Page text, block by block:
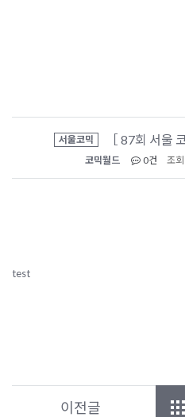
서울코믹 ［ 87회 서울
코믹월드 0건 조회
test
이전글